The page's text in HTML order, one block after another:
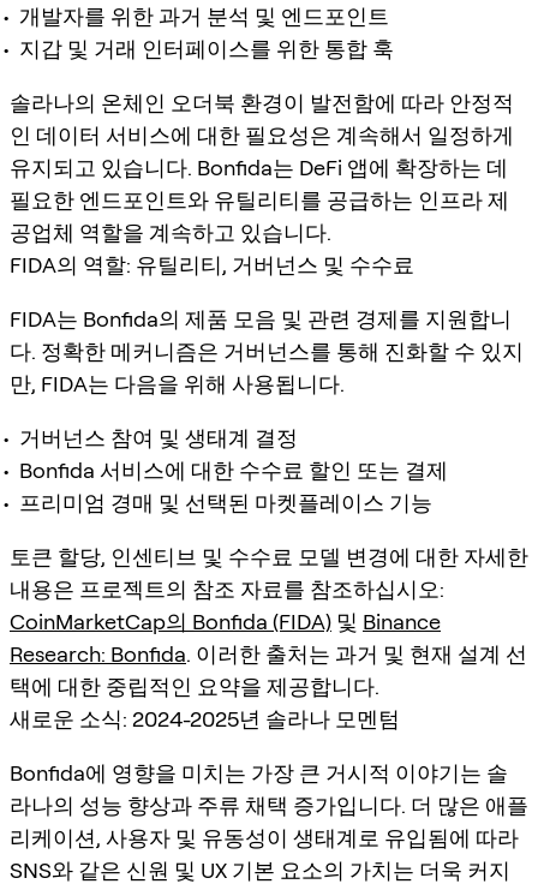
개발자를 위한 과거 분석 및 엔드포인트
지갑 및 거래 인터페이스를 위한 통합 훅
솔라나의 온체인 오더북 환경이 발전함에 따라 안정적
인 데이터 서비스에 대한 필요성은 계속해서 일정하게
유지되고 있습니다. Bonfida는 DeFi 앱에 확장하는 데
필요한 엔드포인트와 유틸리티를 공급하는 인프라 제
공업체 역할을 계속하고 있습니다.
FIDA의 역할: 유틸리티, 거버넌스 및 수수료
FIDA는 Bonfida의 제품 모음 및 관련 경제를 지원합니
다. 정확한 메커니즘은 거버넌스를 통해 진화할 수 있지
만, FIDA는 다음을 위해 사용됩니다.
거버넌스 참여 및 생태계 결정
Bonfida 서비스에 대한 수수료 할인 또는 결제
프리미엄 경매 및 선택된 마켓플레이스 기능
토큰 할당, 인센티브 및 수수료 모델 변경에 대한 자세한
내용은 프로젝트의 참조 자료를 참조하십시오:
CoinMarketCap의 Bonfida (FIDA) 및 Binance
Research: Bonfida. 이러한 출처는 과거 및 현재 설계 선
택에 대한 중립적인 요약을 제공합니다.
새로운 소식: 2024-2025년 솔라나 모멘텀
Bonfida에 영향을 미치는 가장 큰 거시적 이야기는 솔
라나의 성능 향상과 주류 채택 증가입니다. 더 많은 애플
리케이션, 사용자 및 유동성이 생태계로 유입됨에 따라
SNS와 같은 신원 및 UX 기본 요소의 가치는 더욱 커지